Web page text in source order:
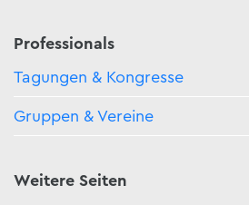
Professionals
Tagungen & Kongresse
Gruppen & Vereine
Weitere Seiten